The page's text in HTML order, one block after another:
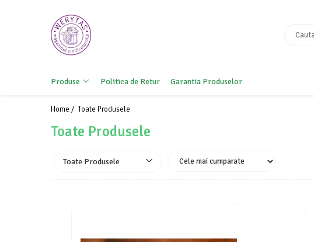
Produse
Instrumente de măsurare
Recipiente inox
Produse Politica de Retur Garantia Produselor
Home / Toate Produsele
Toate Produsele
Toate Produsele